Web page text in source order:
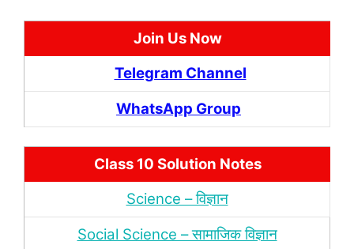
Join Us Now
Telegram Channel
WhatsApp Group
Class 10 Solution Notes
Science – विज्ञान
Social Science – सामाजिक विज्ञान